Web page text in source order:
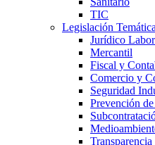
TIC
Legislación Temática
Jurídico
Mercantil
Fiscal y
Comercio y
Seguridad
Prevención